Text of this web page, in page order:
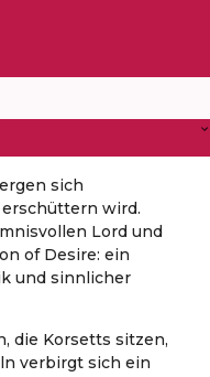
sich
erschüttern wird.
Lord und
of Desire: ein
und sinnlicher
die Korsetts sitzen,
verbirgt sich ein